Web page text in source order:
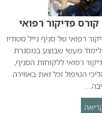
קורס פדיקור רפואי
רפואי של סניף נייל סטודיו
מעשי שבוצע במסגרת
רפואי ללקוחות הסניף,
הטיפול וכל זאת באווירה